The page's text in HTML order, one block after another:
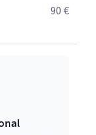
y las
ese proceso.
90 €